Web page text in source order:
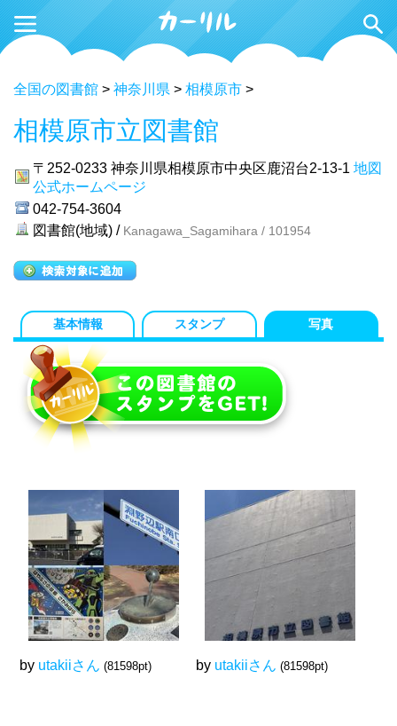
全国の図書館 > 神奈川県 > 相模原市 >
相模原市立図書館
〒252-0233 神奈川県相模原市中央区鹿沼台2-13-1 地図
公式ホームページ
042-754-3604
図書館(地域) / Kanagawa_Sagamihara / 101954
基本情報 スタンプ 写真
by utakiiさん (81598pt) by utakiiさん (81598pt)